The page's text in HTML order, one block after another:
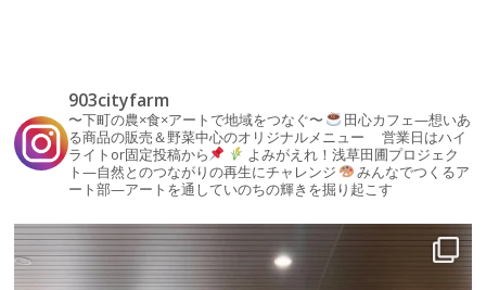
903cityfarm
〜下町の農×食×アートで地域をつなぐ〜
田心カフェ—想いあ
る商品の販売＆野菜中心のオリジナルメニュー 営業日はハイ
ライトor固定投稿から
よみがえれ！浅草田圃プロジェク
ト—自然とのつながりの再生にチャレンジ
みんなでつくるア
ート部—アートを通していのちの輝きを掘り起こす